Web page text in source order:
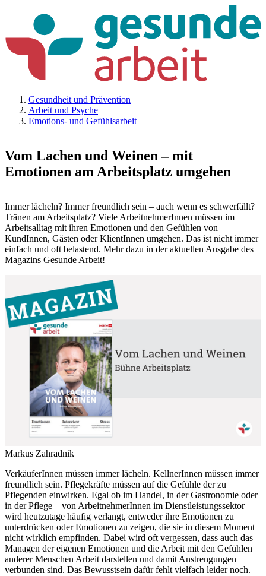
Gesundheit und Prävention
Arbeit und Psyche
Emotions- und Gefühlsarbeit
Vom Lachen und Weinen – mit
Emotionen am Arbeitsplatz umgehen
Immer lächeln? Immer freundlich sein – auch wenn es schwerfällt?
Tränen am Arbeitsplatz? Viele ArbeitnehmerInnen müssen im
Arbeitsalltag mit ihren Emotionen und den Gefühlen von
KundInnen, Gästen oder KlientInnen umgehen. Das ist nicht immer
einfach und oft belastend. Mehr dazu in der aktuellen Ausgabe des
Magazins Gesunde Arbeit!
Markus Zahradnik
VerkäuferInnen müssen immer lächeln. KellnerInnen müssen immer
freundlich sein. Pflegekräfte müssen auf die Gefühle der zu
Pflegenden einwirken. Egal ob im Handel, in der Gastronomie oder
in der Pflege – von ArbeitnehmerInnen im Dienstleistungssektor
wird heutzutage häufig verlangt, entweder ihre Emotionen zu
unterdrücken oder Emotionen zu zeigen, die sie in diesem Moment
nicht wirklich empfinden. Dabei wird oft vergessen, dass auch das
Managen der eigenen Emotionen und die Arbeit mit den Gefühlen
anderer Menschen Arbeit darstellen und damit Anstrengungen
verbunden sind. Das Bewusstsein dafür fehlt vielfach leider noch.